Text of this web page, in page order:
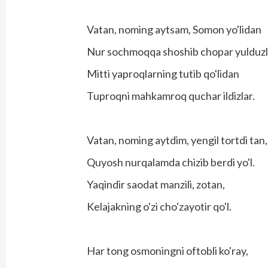
Vatan, noming aytsam, Somon yo'lidan
Nur sochmoqqa shoshib chopar
Mitti yaproqlarning tutib qo'lidan
Tuproqni mahkamroq quchar ildizlar.
Vatan, noming aytdim, yengil tortdi tan,
Quyosh nurqalamda chizib berdi yo'l.
Yaqindir saodat manzili, zotan,
Kelajakning o'zi cho'zayotir qo'l.
Har tong osmoningni oftobli ko'ray,